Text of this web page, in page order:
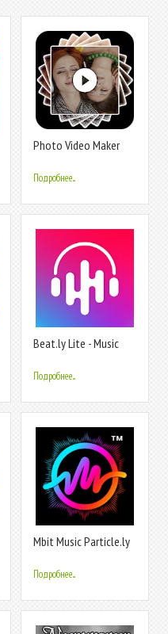
Photo Video Maker
Maker 2020
Подробнее...
Beat.ly Lite - Music
Effects
Подробнее...
Mbit Music Particle.ly
Editor
Подробнее...